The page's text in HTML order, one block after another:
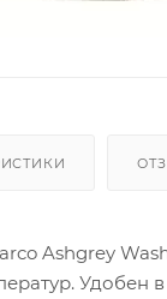
Ashgrey
Удобен